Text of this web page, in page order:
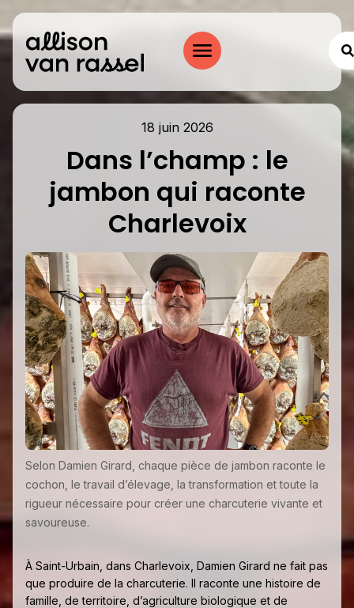
18 juin 2026
Dans l’champ : le
jambon qui raconte
Charlevoix
Selon Damien Girard, chaque pièce de jambon raconte le
cochon, le travail d’élevage, la transformation et toute la
rigueur nécessaire pour créer une charcuterie vivante et
savoureuse.
À Saint-Urbain, dans Charlevoix, Damien Girard ne fait pas
que produire de la charcuterie. Il raconte une histoire de
famille, de territoire, d’agriculture biologique et de